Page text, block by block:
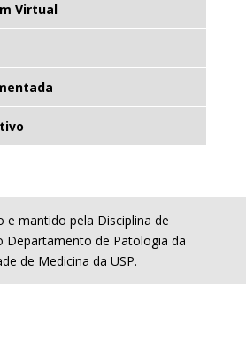
Virtual
e mantido pela Disciplina de
Departamento de Patologia da
de Medicina da USP.